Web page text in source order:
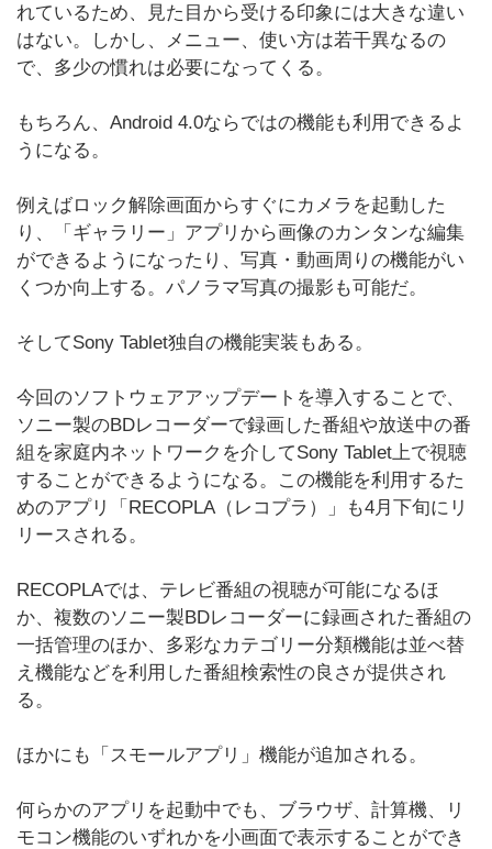
れているため、見た目から受ける印象には大きな違い
はない。しかし、メニュー、使い方は若干異なるの
で、多少の慣れは必要になってくる。
もちろん、Android 4.0ならではの機能も利用できるよ
うになる。
例えばロック解除画面からすぐにカメラを起動した
り、「ギャラリー」アプリから画像のカンタンな編集
ができるようになったり、写真・動画周りの機能がい
くつか向上する。パノラマ写真の撮影も可能だ。
そしてSony Tablet独自の機能実装もある。
今回のソフトウェアアップデートを導入することで、
ソニー製のBDレコーダーで録画した番組や放送中の番
組を家庭内ネットワークを介してSony Tablet上で視聴
することができるようになる。この機能を利用するた
めのアプリ「RECOPLA（レコプラ）」も4月下旬にリ
リースされる。
RECOPLAでは、テレビ番組の視聴が可能になるほ
か、複数のソニー製BDレコーダーに録画された番組の
一括管理のほか、多彩なカテゴリー分類機能は並べ替
え機能などを利用した番組検索性の良さが提供され
る。
ほかにも「スモールアプリ」機能が追加される。
何らかのアプリを起動中でも、ブラウザ、計算機、リ
モコン機能のいずれかを小画面で表示することができ